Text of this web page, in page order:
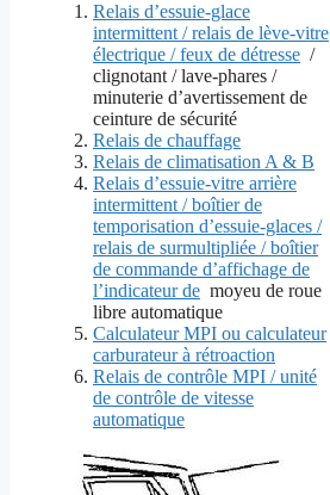
Relais d’essuie-glace
intermittent / relais de lève-vitre
électrique / feux de détresse /
clignotant / lave-phares /
minuterie d’avertissement de
ceinture de sécurité
Relais de chauffage
Relais de climatisation A & B
Relais d’essuie-vitre arrière
intermittent / boîtier de
temporisation d’essuie-glaces /
relais de surmultipliée / boîtier
de commande d’affichage de
l’indicateur de moyeu de roue
libre automatique
Calculateur MPI ou calculateur
carburateur à rétroaction
Relais de contrôle MPI / unité
de contrôle de vitesse
automatique